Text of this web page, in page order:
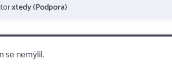
xtedy (Podpora)
se nemýlil.